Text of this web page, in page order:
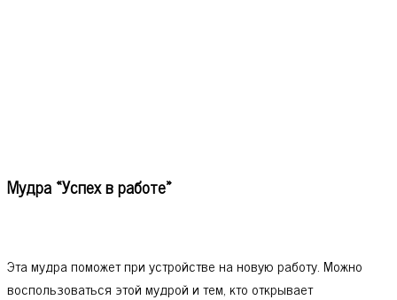
Мудра «Успех в работе»
Эта мудра поможет при устройстве на новую работу. Можно
воспользоваться этой мудрой и тем, кто открывает